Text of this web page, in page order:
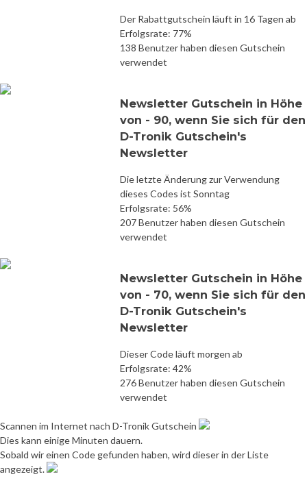
Der Rabattgutschein läuft in 16 Tagen ab
Erfolgsrate: 77%
138 Benutzer haben diesen Gutschein
verwendet
Newsletter Gutschein in Höhe
von - 90, wenn Sie sich für den
D-Tronik Gutschein's
Newsletter
Die letzte Änderung zur Verwendung
dieses Codes ist Sonntag
Erfolgsrate: 56%
207 Benutzer haben diesen Gutschein
verwendet
Newsletter Gutschein in Höhe
von - 70, wenn Sie sich für den
D-Tronik Gutschein's
Newsletter
Dieser Code läuft morgen ab
Erfolgsrate: 42%
276 Benutzer haben diesen Gutschein
verwendet
Scannen im Internet nach D-Tronik Gutschein
Dies kann einige Minuten dauern.
Sobald wir einen Code gefunden haben, wird dieser in der Liste
angezeigt.